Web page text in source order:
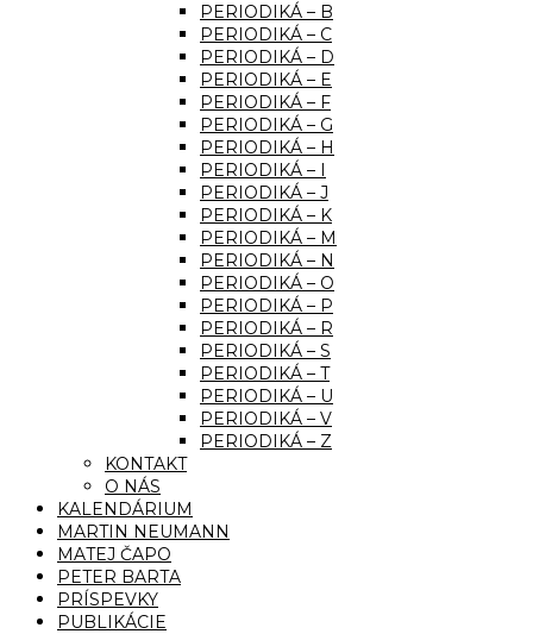
PERIODIKÁ – B
PERIODIKÁ – C
PERIODIKÁ – D
PERIODIKÁ – E
PERIODIKÁ – F
PERIODIKÁ – G
PERIODIKÁ – H
PERIODIKÁ – I
PERIODIKÁ – J
PERIODIKÁ – K
PERIODIKÁ – M
PERIODIKÁ – N
PERIODIKÁ – O
PERIODIKÁ – P
PERIODIKÁ – R
PERIODIKÁ – S
PERIODIKÁ – T
PERIODIKÁ – U
PERIODIKÁ – V
PERIODIKÁ – Z
KONTAKT
O NÁS
KALENDÁRIUM
MARTIN NEUMANN
MATEJ ČAPO
PETER BARTA
PRÍSPEVKY
PUBLIKÁCIE